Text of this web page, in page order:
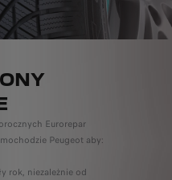
Eurorepar
Peugeot aby:
rok, niezależnie od